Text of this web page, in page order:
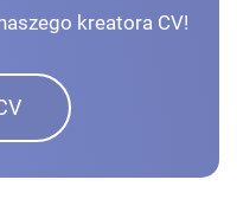
kreatora CV!